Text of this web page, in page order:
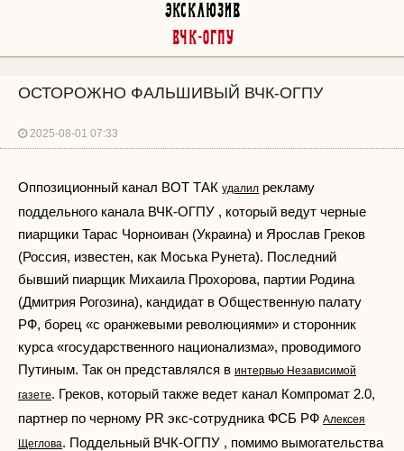
Эксклюзив
ВЧК-ОГПУ
ОСТОРОЖНО ФАЛЬШИВЫЙ ВЧК-ОГПУ
2025-08-01 07:33
Оппозиционный канал ВОТ ТАК удалил рекламу
поддельного канала ВЧК-ОГПУ , который ведут черные
пиарщики Тарас Чорноиван (Украина) и Ярослав Греков
(Россия, известен, как Моська Рунета). Последний
бывший пиарщик Михаила Прохорова, партии Родина
(Дмитрия Рогозина), кандидат в Общественную палату
РФ, борец «с оранжевыми революциями» и сторонник
курса «государственного национализма», проводимого
Путиным. Так он представлялся в интервью Независимой
газете. Греков, который также ведет канал Компромат 2.0,
партнер по черному PR экс-сотрудника ФСБ РФ Алексея
Щеглова. Поддельный ВЧК-ОГПУ , помимо вымогательства